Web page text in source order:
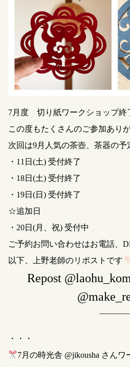
7月度 切り紙ワークショップ終
この度もたくさんのご参加あり
次回は9月人気の茶壺、茶器の予
・11日(土) 受付終了
・18日(土) 受付終了
・19日(日) 受付終了
☆追加日
・20日(月、祝) 受付中
ご予約お問い合わせはお電話、
以下、上野老師のリポストです
Repost
・・・
7月の時光舎 @jikousha さん